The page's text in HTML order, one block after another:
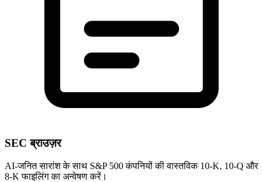
SEC ब्राउज़र
AI-जनित सारांश के साथ S&P 500 कंपनियों की वास्तविक 10-K, 10-Q और
8-K फाइलिंग का अन्वेषण करें।